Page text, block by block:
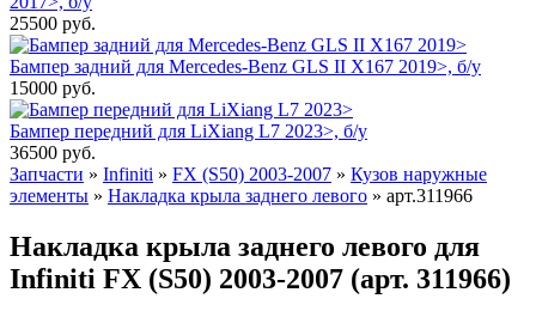
25500 руб.
Бампер задний для Mercedes-Benz GLS II X167 2019>, б/у
15000 руб.
Бампер передний для LiXiang L7 2023>, б/у
36500 руб.
Запчасти » Infiniti » FX (S50) 2003-2007 » Кузов наружные
элементы » Накладка крыла заднего левого » арт.311966
Накладка крыла заднего левого для
Infiniti FX (S50) 2003-2007 (арт. 311966)